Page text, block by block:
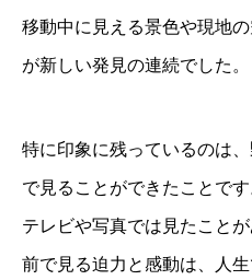
移動中に見える景色や現地
が新しい発見の連続でした。
特に印象に残っているのは
で見ることができたことです
テレビや写真では見たこと
前で見る迫力と感動は、人